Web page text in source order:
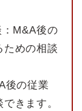
M&A後の
ための相談
後の従業
きます。